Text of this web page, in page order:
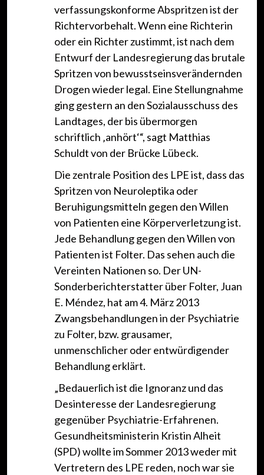
verfassungskonforme Abspritzen ist der
Richtervorbehalt. Wenn eine Richterin
oder ein Richter zustimmt, ist nach dem
Entwurf der Landesregierung das brutale
Spritzen von bewusstseinsverändernden
Drogen wieder legal. Eine Stellungnahme
ging gestern an den Sozialausschuss des
Landtages, der bis übermorgen
schriftlich ‚anhört‘“, sagt Matthias
Schuldt von der Brücke Lübeck.
Die zentrale Position des LPE ist, dass das
Spritzen von Neuroleptika oder
Beruhigungsmitteln gegen den Willen
von Patienten eine Körperverletzung ist.
Jede Behandlung gegen den Willen von
Patienten ist Folter. Das sehen auch die
Vereinten Nationen so. Der UN-
Sonderberichterstatter über Folter, Juan
E. Méndez, hat am 4. März 2013
Zwangsbehandlungen in der Psychiatrie
zu Folter, bzw. grausamer,
unmenschlicher oder entwürdigender
Behandlung erklärt.
„Bedauerlich ist die Ignoranz und das
Desinteresse der Landesregierung
gegenüber Psychiatrie-Erfahrenen.
Gesundheitsministerin Kristin Alheit
(SPD) wollte im Sommer 2013 weder mit
Vertretern des LPE reden, noch war sie